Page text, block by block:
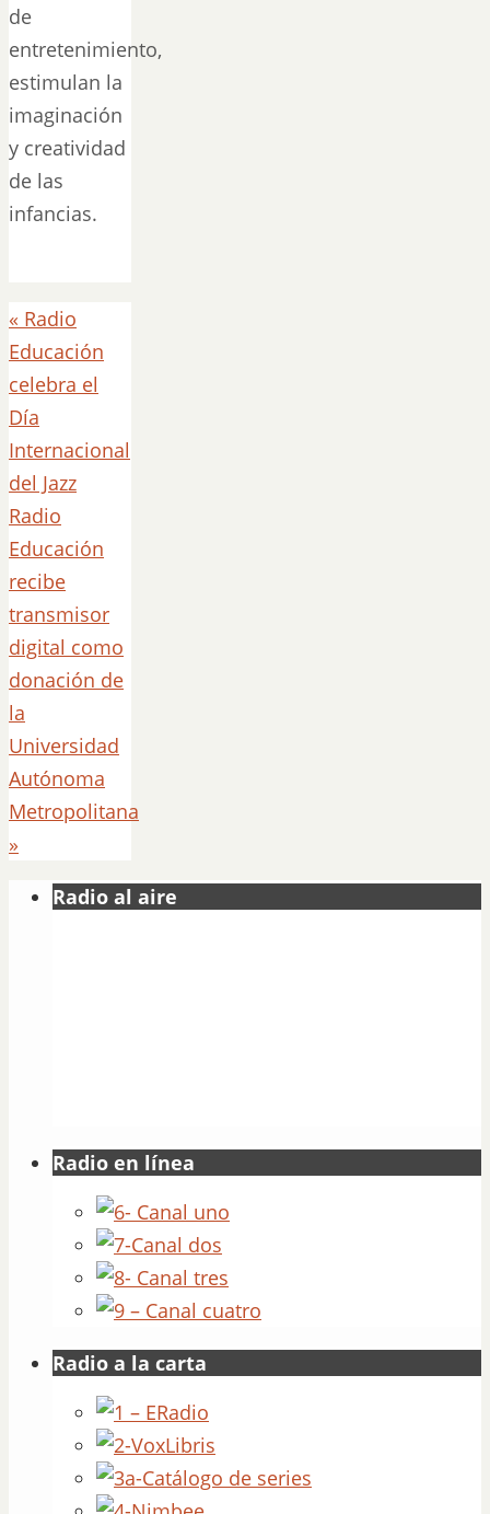
de
entretenimiento,
estimulan la
imaginación
y creatividad
de las
infancias.
« Radio
Educación
celebra el
Día
Internacional
del Jazz
Radio
Educación
recibe
transmisor
digital como
donación de
la
Universidad
Autónoma
Metropolitana
»
Radio al aire
Radio en línea
Radio a la carta